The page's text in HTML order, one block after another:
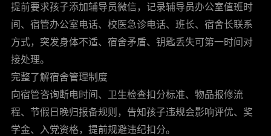
提前要求孩子添加辅导员微信，记录辅导员办公室值班时
间、宿管办公室电话、校医急诊电话、班长、宿舍长联系
方式，突发身体不适、宿舍矛盾、钥匙丢失可第一时间对
接处理。
完整了解宿舍管理制度
向宿管咨询断电时间、卫生检查扣分标准、物品报修流
程、节假日晚归报备规则，告知孩子违规会影响评优、奖
学金、入党资格，提前规避违纪扣分。